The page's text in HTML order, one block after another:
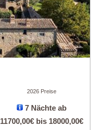
2026 Preise
7 Nächte ab
11700,00€ bis 18000,00€